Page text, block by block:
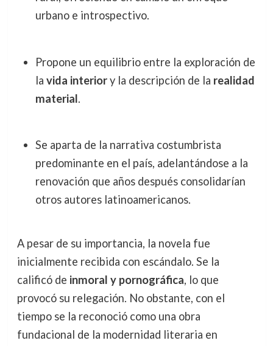
urbano e introspectivo.
Propone un equilibrio entre la exploración de
la vida interiory la descripción de la realidad
material.
Se aparta de la narrativa costumbrista
predominante en el país, adelantándose a la
renovación que años después consolidarían
otros autores latinoamericanos.
A pesar de su importancia, la novela fue
inicialmente recibida con escándalo. Se la
calificó de inmoral y pornográfica, lo que
provocó su relegación. No obstante, con el
tiempo se la reconoció como una obra
fundacional de la modernidad literaria en